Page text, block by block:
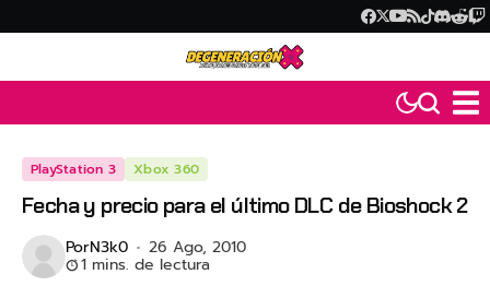
PlayStation 3 Xbox 360
Fecha y precio para el último DLC de Bioshock 2
PorN3k0 26 Ago, 2010
1 mins. de lectura